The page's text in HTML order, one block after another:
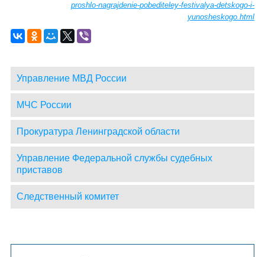
proshlo-nagrajdenie-pobediteley-festivalya-detskogo-i-
yunosheskogo.html
Управление МВД России
МЧС России
Прокуратура Ленинградской области
Управление Федеральной службы судебных
приставов
Следственный комитет